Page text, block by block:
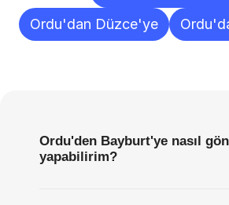
Ordu'dan Düzce'ye
Ordu'den Bayburt'ye nasıl
yapabilirim?